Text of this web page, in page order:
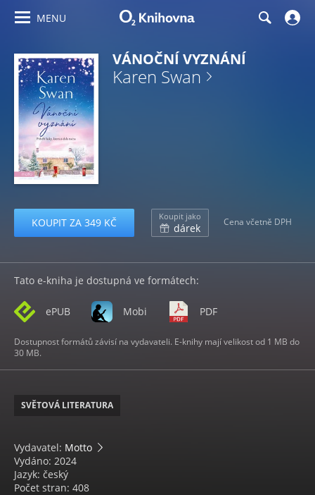
MENU
VÁNOČNÍ VYZNÁNÍ
Karen Swan
KOUPIT ZA 349 KČ Koupit jako
dárek Cena včetně DPH
Tato e-kniha je dostupná ve formátech:
ePUB Mobi PDF
Dostupnost formátů závisí na vydavateli. E-knihy mají velikost od 1 MB do
30 MB.
SVĚTOVÁ LITERATURA
Vydavatel: Motto
Vydáno: 2024
Jazyk: český
Počet stran: 408